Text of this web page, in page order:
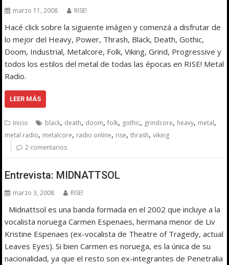
marzo 11, 2008 RISE!
Hacé click sobre la siguiente imágen y comenzá a disfrutar de
lo mejor del Heavy, Power, Thrash, Black, Death, Gothic,
Doom, Industrial, Metalcore, Folk, Viking, Grind, Progressive y
todos los estilos del metal de todas las épocas en RISE! Metal
Radio.
LEER MÁS
Inicio black, death, doom,folk, gothic, grindcore, heavy, metal,
metal radio, metalcore, radio online, rise,thrash,viking
2 comentarios
Entrevista: MIDNATTSOL
marzo 3, 2008 RISE!
Midnattsol es una banda formada en el 2002 que incluye a la
vocalista noruega Carmen Espenaes, hermana menor de Liv
Kristine Espenaes (ex-vocalista de Theatre of Tragedy, actual
Leaves Eyes). Si bien Carmen es noruega, es la única de su
nacionalidad, ya que el resto son ex-integrantes de Penetralia